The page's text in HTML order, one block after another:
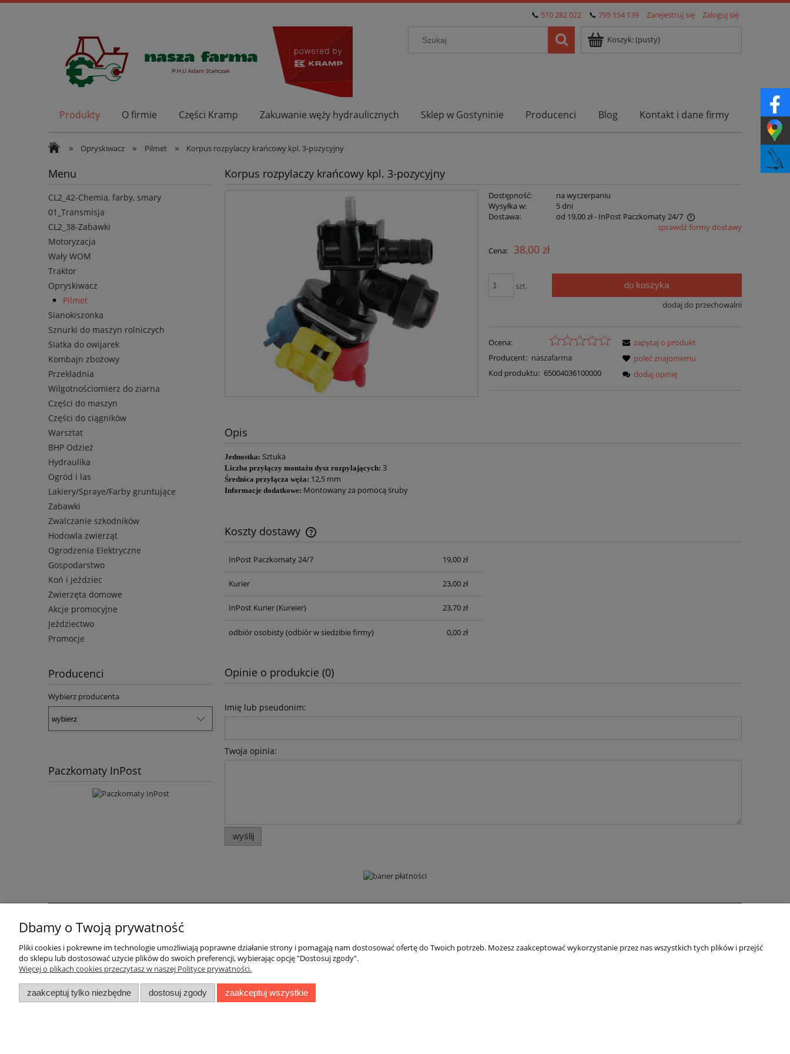
📞 510 282 022 📞 795 154 139 Zarejestruj się Zaloguj się
Koszyk:(pusty)
Produkty O firmie Części Kramp Zakuwanie węży hydraulicznych Sklep w Gostyninie Producenci Blog Kontakt i dane firmy
» Opryskiwacz » Pilmet » Korpus rozpylaczy krańcowy kpl. 3-pozycyjny
Menu
CL2_42-Chemia, farby, smary
01_Transmisja
CL2_38-Zabawki
Motoryzacja
Wały WOM
Traktor
Opryskiwacz
Pilmet
Sianokiszonka
Sznurki do maszyn rolniczych
Siatka do owijarek
Kombajn zbożowy
Przekładnia
Wilgotnościomierz do ziarna
Części do maszyn
Części do ciągników
Warsztat
BHP Odzież
Hydraulika
Ogród i las
Lakiery/Spraye/Farby gruntujące
Zabawki
Zwalczanie szkodników
Hodowla zwierząt
Ogrodzenia Elektryczne
Gospodarstwo
Koń i jeździec
Zwierzęta domowe
Akcje promocyjne
Jeździectwo
Promocje
Producenci
Wybierz producenta
Paczkomaty InPost
Korpus rozpylaczy krańcowy kpl. 3-pozycyjny
Dostępność:
na wyczerpaniu
Wysyłka w:
5 dni
Dostawa:
od 19,00 zł- InPost Paczkomaty 24/7
płatności
sprawdź formy dostawy
Cena: 38,00 zł
szt. do koszyka
dodaj do przechowalni
Ocena:
Producent: naszafarma
Kod produktu: 65004036100000
zapytaj o produkt
poleć znajomemu
dodaj opinię
Opis
Jednostka: Sztuka
Liczba przyłączy montażu dysz rozpylających: 3
Średnica przyłącza węża: 12,5 mm
Informacje dodatkowe: Montowany za pomocą śruby
Koszty dostawy
Cena nie zawiera ewentualnych kosztów
InPost Paczkomaty 24/7 19,00 zł
Kurier 23,00 zł
InPost Kurier(Kureier) 23,70 zł
odbiór osobisty(odbiór w siedzibie firmy) 0,00 zł
Opinie o produkcie (0)
Imię lub pseudonim:
Twoja opinia:
wyślij
Pomoc
Zwroty i reklamacje
Regulaminy
Twoje zamówienia
Ustawienia konta
Przechowalnia
Formy płatności
Czas i koszty dostawy
Polityka prywatności
Kontakt i dane firmy
Dbamy o Twoją prywatność
Pliki cookies i pokrewne im technologie umożliwiają poprawne działanie strony i pomagają nam dostosować ofertę do Twoich potrzeb. Możesz zaakceptować wykorzystanie przez nas wszystkich tych plików i przejść
do sklepu lub dostosować użycie plików do swoich preferencji, wybierając opcję "Dostosuj zgody".
Więcej o plikach cookies przeczytasz w naszej Polityce prywatności.
zaakceptuj tylko niezbędne dostosuj zgody zaakceptuj wszystkie